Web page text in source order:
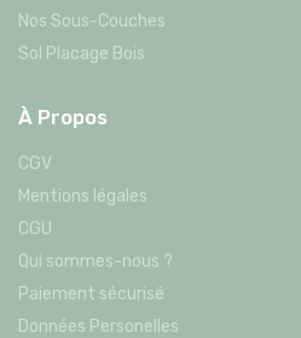
Nos Sous-Couches
Sol Placage Bois
À Propos
CGV
Mentions légales
CGU
Qui sommes-nous ?
Paiement sécurisé
Données Personelles